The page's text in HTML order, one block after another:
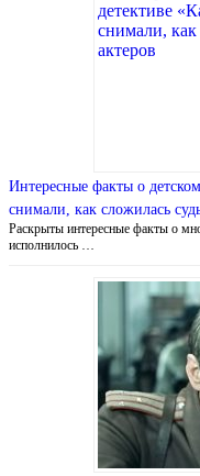
Интересные факты о
снимали, как сложилась
Раскрыты интересные факты о
исполнилось …